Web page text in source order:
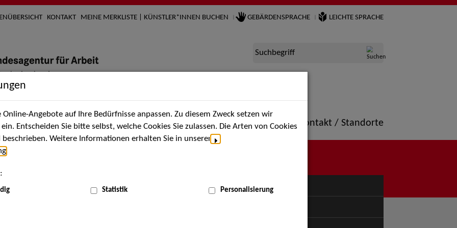
KONTAKT MEINE MERKLISTE | KÜNSTLER*INNEN BUCHEN GEBÄRDENSPRACHE LEICHTE SPRACHE
Suchbegriff
Künstler*innen Über uns Aktuelles Termine Portfolio Kontakt / Standorte
MENÜ
Angebote auf Ihre Bedürfnisse anpassen. Zu diesem Zweck setzen wir
Entscheiden Sie bitte selbst, welche Cookies Sie zulassen. Die Arten von Cookies
Weitere Informationen erhalten Sie in unserer
Statistik Personalisierung